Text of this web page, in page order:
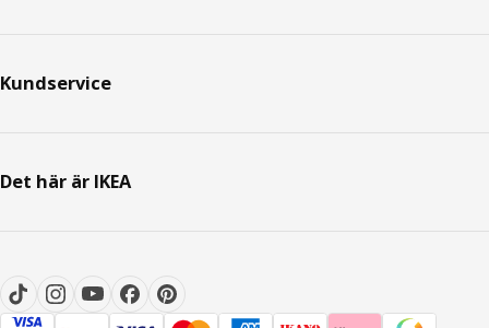
Kundservice
Det här är IKEA